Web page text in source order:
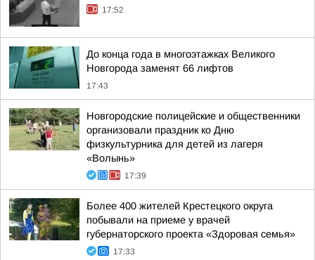
17:52
До конца года в многоэтажках Великого
Новгорода заменят 66 лифтов
17:43
Новгородские полицейские и общественники
организовали праздник ко Дню
физкультурника для детей из лагеря
«Волынь»
17:39
Более 400 жителей Крестецкого округа
побывали на приеме у врачей
губернаторского проекта «Здоровая семья»
17:33